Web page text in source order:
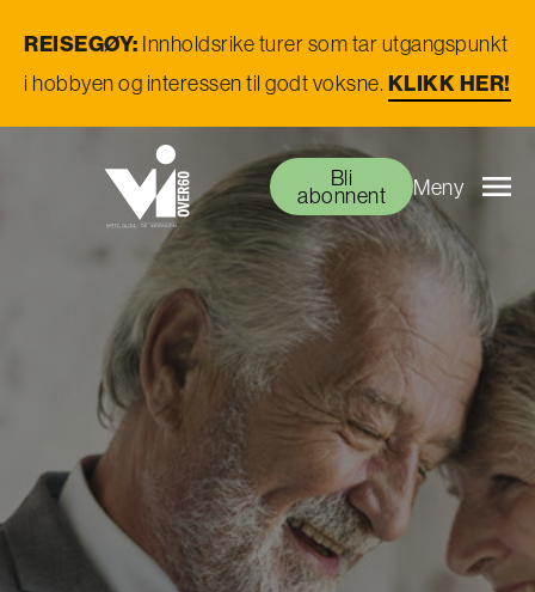
REISEGØY: Innholdsrike turer som tar utgangspunkt
i hobbyen og interessen til godt voksne.KLIKK HER!
Bli
abonnent Meny